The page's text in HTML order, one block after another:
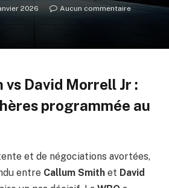
2026
Aucun commentaire
David Morrell Jr :
programmée au
et de négociations avortées,
entre Callum Smith et David